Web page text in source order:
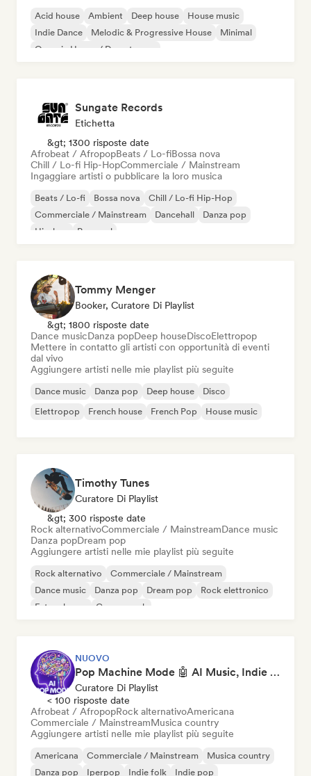
Acid house Ambient Deep house
House music
Indie Dance
Melodic & Progressive House
Minimal
Organic House / Downtempo
Sungate Records
Etichetta
&gt; 1300 risposte date
Afrobeat / AfropopBeats / Lo-fiBossa nova
Chill / Lo-fi Hip-HopCommerciale / Mainstream
Ingaggiare artisti o pubblicare la loro musica
Beats / Lo-fi Bossa nova
Chill / Lo-fi Hip-Hop
Commerciale / Mainstream
Dancehall
Danza pop
Hip-hop
Pop soul
Tommy Menger
Booker, Curatore Di Playlist
&gt; 1800 risposte date
Dance musicDanza popDeep houseDiscoElettropop
Mettere in contatto gli artisti con opportunità di eventi
dal vivo
Aggiungere artisti nelle mie playlist più seguite
Dance music Danza pop Deep house
Disco
Elettropop
French house French Pop House music
Timothy Tunes
Curatore Di Playlist
&gt; 300 risposte date
Rock alternativoCommerciale / MainstreamDance music
Danza popDream pop
Aggiungere artisti nelle mie playlist più seguite
Rock alternativo
Commerciale / Mainstream
Dance music
Danza pop Dream pop
Rock elettronico
Future house
Garage rock
NUOVO
Pop Machine Mode 🤖 AI Music, Indie Pop & Dream Pop
Curatore Di Playlist
< 100 risposte date
Afrobeat / AfropopRock alternativoAmericana
Commerciale / MainstreamMusica country
Aggiungere artisti nelle mie playlist più seguite
Americana Commerciale / Mainstream
Musica country
Danza pop
Iperpop Indie folk Indie pop